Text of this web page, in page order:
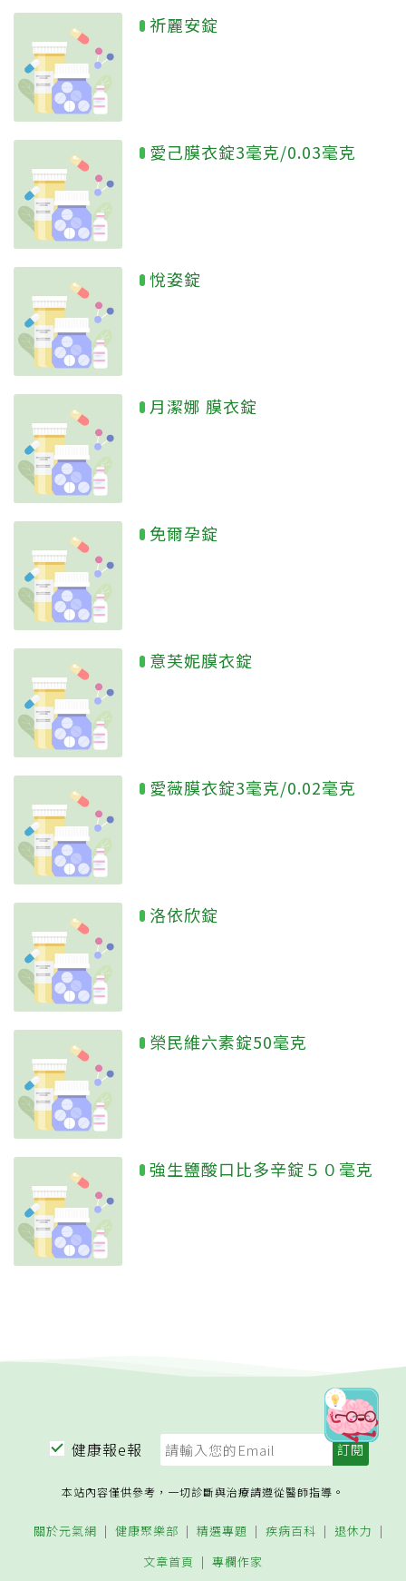
祈麗安錠
愛己膜衣錠3毫克/0.03毫克
悅姿錠
月潔娜 膜衣錠
免爾孕錠
意芙妮膜衣錠
愛薇膜衣錠3毫克/0.02毫克
洛依欣錠
榮民維六素錠50毫克
強生鹽酸口比多辛錠５０毫克
健康報e報
本站內容僅供參考，一切診斷與治療請遵從醫師指導。
關於元氣網 健康聚樂部 精選專題 疾病百科
退休力
文章首頁
專欄作家